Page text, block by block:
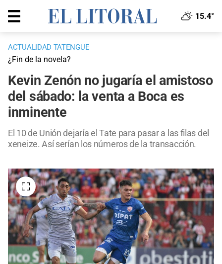
15.4°
ACTUALIDAD TATENGUE
¿Fin de la novela?
Kevin Zenón no jugaría el amistoso
del sábado: la venta a Boca es
inminente
El 10 de Unión dejaría el Tate para pasar a las filas del
xeneize. Así serían los números de la transacción.